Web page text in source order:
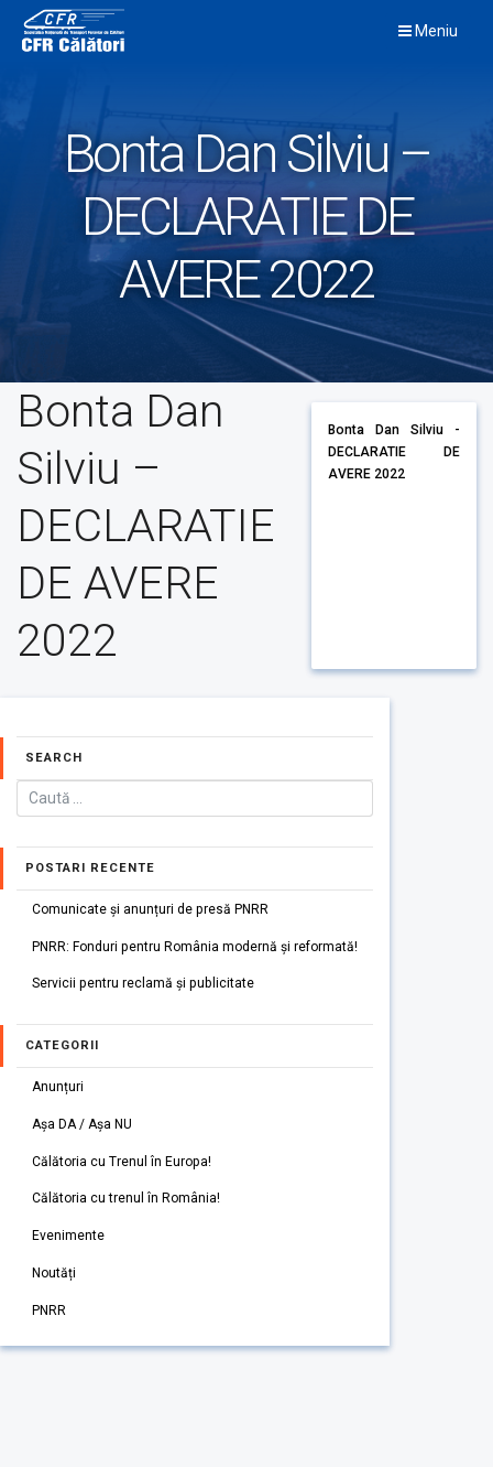
content
Meniu
Bonta Dan Silviu –
DECLARATIE DE
AVERE 2022
Bonta Dan
Silviu –
DECLARATIE
DE AVERE
2022
Bonta Dan Silviu -
DECLARATIE DE
AVERE 2022
SEARCH
POSTARI RECENTE
Comunicate și anunțuri de presă PNRR
PNRR: Fonduri pentru România modernă și reformată!
Servicii pentru reclamă și publicitate
CATEGORII
Anunțuri
Așa DA / Așa NU
Călătoria cu Trenul în Europa!
Călătoria cu trenul în România!
Evenimente
Noutăți
PNRR